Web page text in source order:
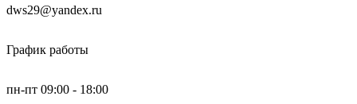
dws29@yandex.ru
График работы
пн-пт 09:00 - 18:00